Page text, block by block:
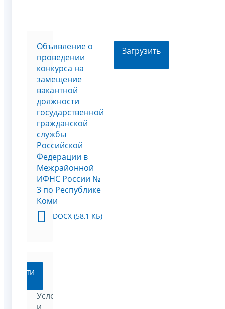
Объявление о
проведении
конкурса на
замещение
вакантной
должности
государственной
гражданской
службы
Российской
Федерации в
Межрайонной
ИФНС России №
3 по Республике
Коми
DOCX (58,1 КБ)
Загрузить
Перейти
Условия